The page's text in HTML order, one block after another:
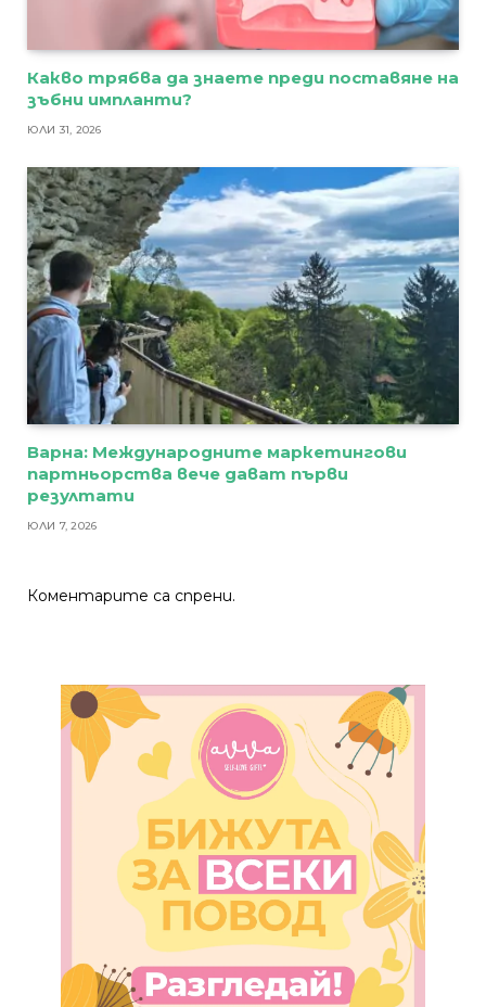
Какво трябва да знаете преди поставяне на
зъбни импланти?
ЮЛИ 31, 2026
Варна: Международните маркетингови
партньорства вече дават първи
резултати
ЮЛИ 7, 2026
Коментарите са спрени.